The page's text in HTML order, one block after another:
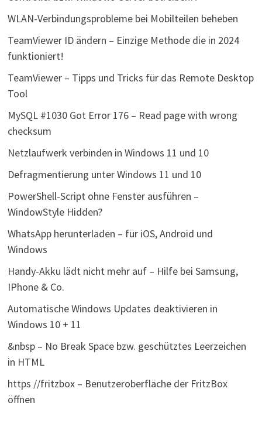
WLAN-Verbindungsprobleme bei Mobilteilen beheben
TeamViewer ID ändern – Einzige Methode die in 2024
funktioniert!
TeamViewer – Tipps und Tricks für das Remote Desktop
Tool
MySQL #1030 Got Error 176 – Read page with wrong
checksum
Netzlaufwerk verbinden in Windows 11 und 10
Defragmentierung unter Windows 11 und 10
PowerShell-Script ohne Fenster ausführen –
WindowStyle Hidden?
WhatsApp herunterladen – für iOS, Android und
Windows
Handy-Akku lädt nicht mehr auf – Hilfe bei Samsung,
IPhone & Co.
Automatische Windows Updates deaktivieren in
Windows 10 + 11
&nbsp – No Break Space bzw. geschütztes Leerzeichen
in HTML
https //fritzbox – Benutzeroberfläche der FritzBox
öffnen